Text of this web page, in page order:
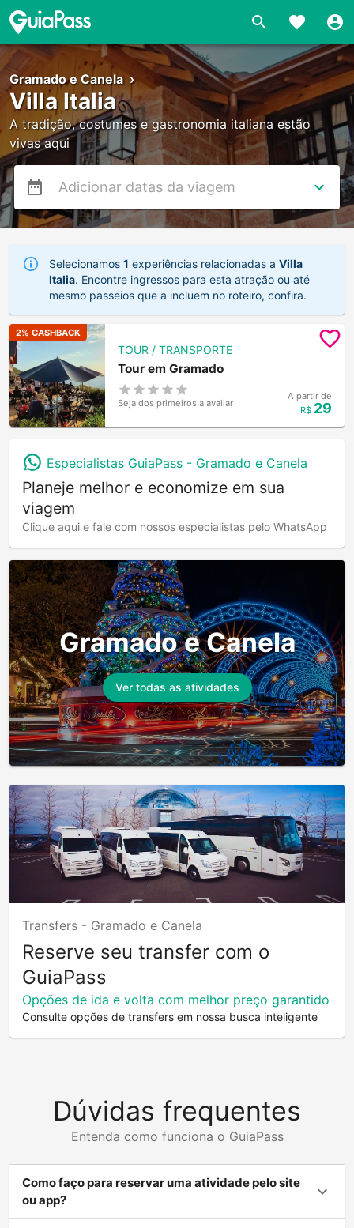
Gramado e Canela ›
Villa Italia
A tradição, costumes e gastronomia italiana estão
vivas aqui
Selecionamos 1 experiências relacionadas a Villa
Italia. Encontre ingressos para esta atração ou até
mesmo passeios que a incluem no roteiro, confira.
2% CASHBACK
TOUR / TRANSPORTE
Tour em Gramado
Seja dos primeiros a avaliar
A partir de
R$ 29
Especialistas GuiaPass - Gramado e Canela
Planeje melhor e economize em sua
viagem
Clique aqui e fale com nossos especialistas pelo WhatsApp
Gramado e Canela
Ver todas as atividades
Transfers - Gramado e Canela
Reserve seu transfer com o
GuiaPass
Opções de ida e volta com melhor preço garantido
Consulte opções de transfers em nossa busca inteligente
Dúvidas frequentes
Entenda como funciona o GuiaPass
Como faço para reservar uma atividade pelo site
ou app?